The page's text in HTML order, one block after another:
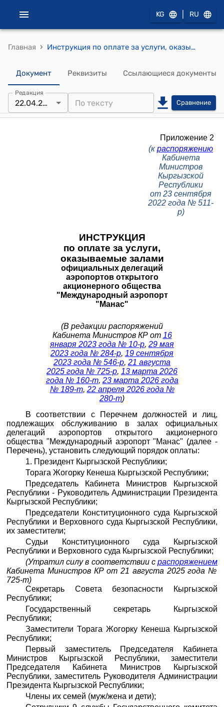
KG RU
Главная › Инструкция по оплате за услуги, оказываемые залами официальных делегаций аэропортов открытого акционерного общества "Международный аэропорт "Манас" (к распоряжению Кабинета Министров КР от 23 сентября 2022 года N 511-р)
Документ Реквизиты Ссылающиеся документы
Редакция
22.04.2026 Сравнение